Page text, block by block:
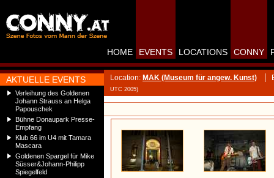
AKTUELLE EVENTS
Verleihung des Goldenen
Johann Strauss an Helga
Papouschek
Bühne Donaupark Presse-
Empfang
Klub 66 im U4 mit Tamara
Mascara
Goldenen Spargel für Mike
Süsser&Johann-Philipp
Spiegelfeld
HOME EVENTS LOCATIONS CONNY
Location: MAK (Museum für angew. Kunst)
UTC 2005)